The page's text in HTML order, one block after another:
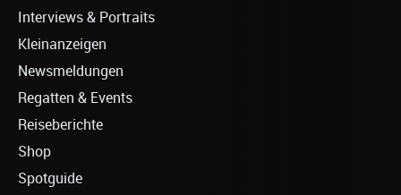
Interviews & Portraits
Kleinanzeigen
Newsmeldungen
Regatten & Events
Reiseberichte
Shop
Spotguide